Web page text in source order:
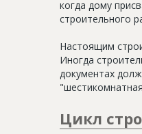
когда дому
строительного
Настоящим
Иногда
документах
Цикл